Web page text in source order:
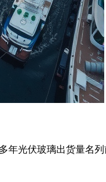
光伏玻璃出货量名